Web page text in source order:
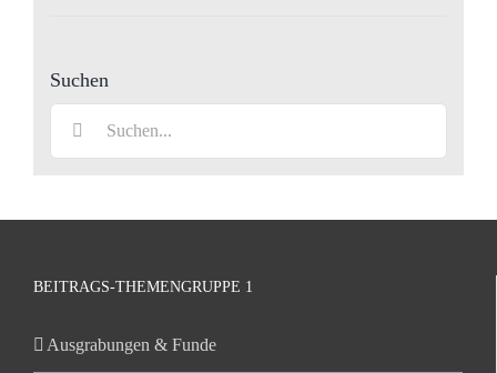
Suchen
BEITRAGS-THEMENGRUPPE 1
Ausgrabungen & Funde